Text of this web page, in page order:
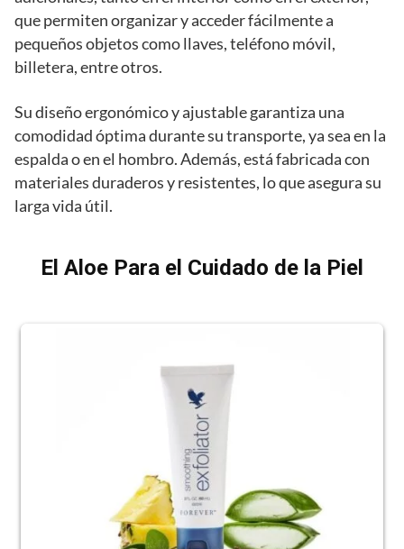
que permiten organizar y acceder fácilmente a
pequeños objetos como llaves, teléfono móvil,
billetera, entre otros.
Su diseño ergonómico y ajustable garantiza una
comodidad óptima durante su transporte, ya sea en la
espalda o en el hombro. Además, está fabricada con
materiales duraderos y resistentes, lo que asegura su
larga vida útil.
El Aloe Para el Cuidado de la Piel